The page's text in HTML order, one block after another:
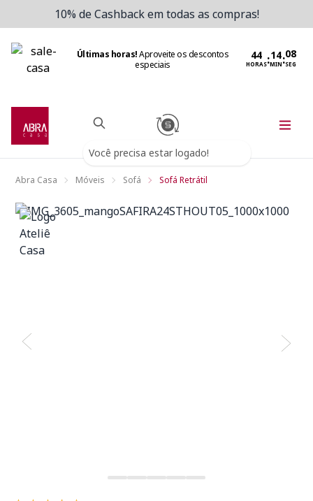
10% de Cashback em todas as compras!
Últimas horas!Aproveite os descontos
especiais
HORAS:MIN:SEG
Você precisa estar logado!
Abra Casa Móveis Sofá Sofá Retrátil